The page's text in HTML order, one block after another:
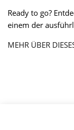
Ready to go?
einem der
MEHR ÜBER